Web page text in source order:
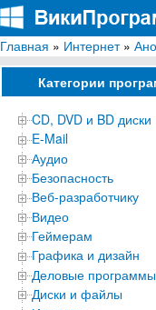
ВикиПрограммы
Энциклопедия
Главная » Интернет»
Категории
CD, DVD и BD диски
E-Mail
Аудио
Безопасность
Веб-разработчику
Видео
Геймерам
Графика и дизайн
Деловые программы
Диски и файлы